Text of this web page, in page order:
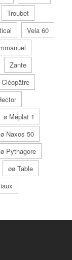
Troubet
Vela 60
Zante
ø Méplat 1
ø Naxos 50
ø Pythagore
øø Table